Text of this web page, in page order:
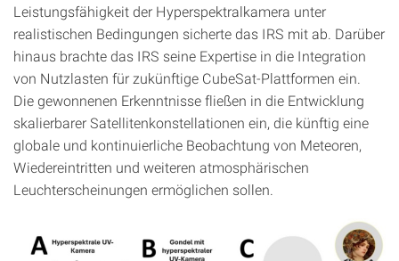
Leistungsfähigkeit der Hyperspektralkamera unter
realistischen Bedingungen sicherte das IRS mit ab. Darüber
hinaus brachte das IRS seine Expertise in die Integration
von Nutzlasten für zukünftige CubeSat-Plattformen ein.
Die gewonnenen Erkenntnisse fließen in die Entwicklung
skalierbarer Satellitenkonstellationen ein, die künftig eine
globale und kontinuierliche Beobachtung von Meteoren,
Wiedereintritten und weiteren atmosphärischen
Leuchterscheinungen ermöglichen sollen.